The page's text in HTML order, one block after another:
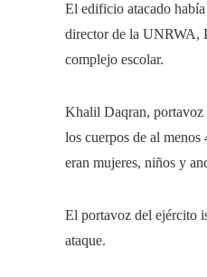
El edificio atacado
director de la UNRWA,
complejo escolar.
Khalil Daqran, portavoz
los cuerpos de al
eran mujeres, niños y
El portavoz del ejército
ataque.